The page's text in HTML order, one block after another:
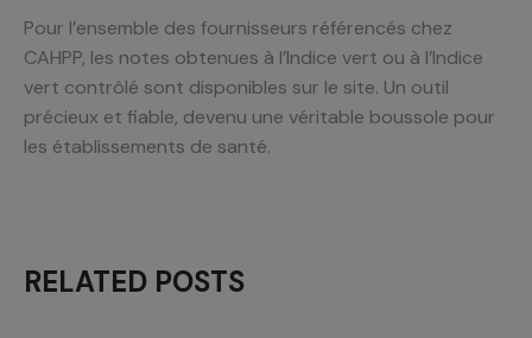
Pour l’ensemble des fournisseurs référencés chez
CAHPP, les notes obtenues à l’Indice vert ou à l’Indice
vert contrôlé sont disponibles sur le site. Un outil
précieux et fiable, devenu une véritable boussole pour
les établissements de santé.
RELATED POSTS